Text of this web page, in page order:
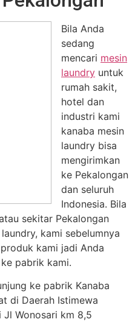
Bila Anda
sedang
mencari mesin
laundry untuk
rumah sakit,
hotel dan
industri kami
kanaba mesin
laundry bisa
mengirimkan
ke Pekalongan
dan seluruh
Indonesia. Bila
sekitar Pekalongan
kami sebelumnya
kami jadi Anda
pabrik kami.
ke pabrik Kanaba
di Daerah Istimewa
Wonosari km 8,5